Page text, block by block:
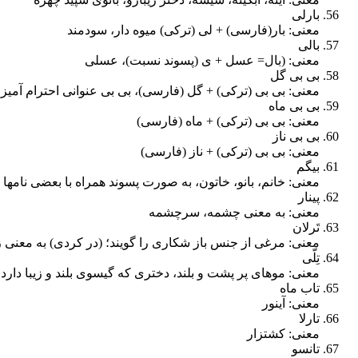
بارلی
معنی: بار(فارسی) + لی (ترکی) میوه دار، سودمند
بالی
معنی: (بال= عسل + ی (پسوند نسبت)، عسلی
بی بی گل
معنی: بی بی (ترکی) + گل (فارسی)، بی بی عنوانی احترام
بی بی ماه
معنی: بی بی (ترکی) + ماه (فارسی)
بی بی ناز
معنی: بی بی (ترکی) + ناز (فارسی)
بیگم
معنی: خانم، بانو، خاتون، به صورت پسوند همراه با بعضی
پینار
معنی: به معنی چشمه، سرچشمه
تَرلان
معنی: مرغی از جنس باز شکاری را گویند؛ (در کردی) به
تِلّی
معنی: موهای پر پشت و بلند، دختری که گیسوی بلند و زیبا
تاب ماه
معنی: آینور
تارلا
معنی: کشتزار
تانسو